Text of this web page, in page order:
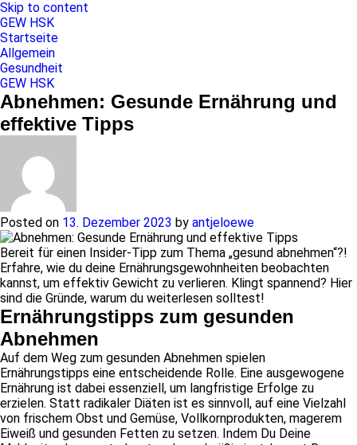
Skip to content
GEW HSK
Startseite
Allgemein
Gesundheit
GEW HSK
Abnehmen: Gesunde Ernährung und
effektive Tipps
Posted on 13. Dezember 2023 by antjeloewe
Bereit für einen Insider-Tipp zum Thema „gesund abnehmen“?!
Erfahre, wie du deine Ernährungsgewohnheiten beobachten
kannst, um effektiv Gewicht zu verlieren. Klingt spannend? Hier
sind die Gründe, warum du weiterlesen solltest!
Ernährungstipps zum gesunden
Abnehmen
Auf dem Weg zum gesunden Abnehmen spielen
Ernährungstipps eine entscheidende Rolle. Eine ausgewogene
Ernährung ist dabei essenziell, um langfristige Erfolge zu
erzielen. Statt radikaler Diäten ist es sinnvoll, auf eine Vielzahl
von frischem Obst und Gemüse, Vollkornprodukten, magerem
Eiweiß und gesunden Fetten zu setzen. Indem Du Deine